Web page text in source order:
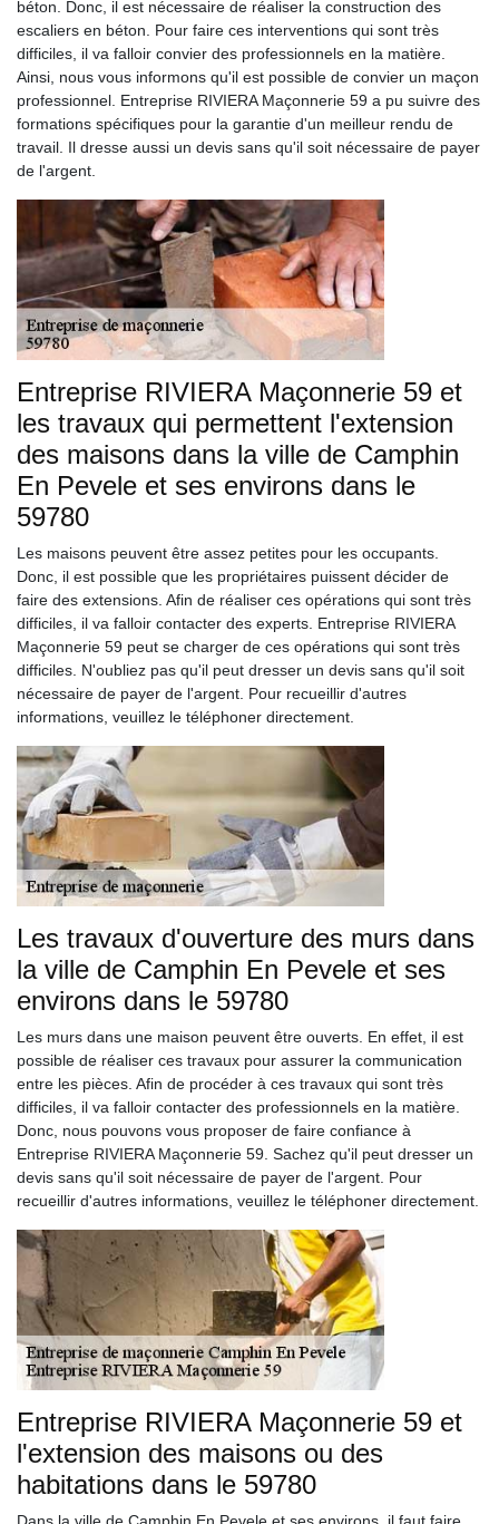
béton. Donc, il est nécessaire de réaliser la construction des
escaliers en béton. Pour faire ces interventions qui sont très
difficiles, il va falloir convier des professionnels en la matière.
Ainsi, nous vous informons qu'il est possible de convier un maçon
professionnel. Entreprise RIVIERA Maçonnerie 59 a pu suivre des
formations spécifiques pour la garantie d'un meilleur rendu de
travail. Il dresse aussi un devis sans qu'il soit nécessaire de payer
de l'argent.
Entreprise RIVIERA Maçonnerie 59 et
les travaux qui permettent l'extension
des maisons dans la ville de Camphin
En Pevele et ses environs dans le
59780
Les maisons peuvent être assez petites pour les occupants.
Donc, il est possible que les propriétaires puissent décider de
faire des extensions. Afin de réaliser ces opérations qui sont très
difficiles, il va falloir contacter des experts. Entreprise RIVIERA
Maçonnerie 59 peut se charger de ces opérations qui sont très
difficiles. N'oubliez pas qu'il peut dresser un devis sans qu'il soit
nécessaire de payer de l'argent. Pour recueillir d'autres
informations, veuillez le téléphoner directement.
Les travaux d'ouverture des murs dans
la ville de Camphin En Pevele et ses
environs dans le 59780
Les murs dans une maison peuvent être ouverts. En effet, il est
possible de réaliser ces travaux pour assurer la communication
entre les pièces. Afin de procéder à ces travaux qui sont très
difficiles, il va falloir contacter des professionnels en la matière.
Donc, nous pouvons vous proposer de faire confiance à
Entreprise RIVIERA Maçonnerie 59. Sachez qu'il peut dresser un
devis sans qu'il soit nécessaire de payer de l'argent. Pour
recueillir d'autres informations, veuillez le téléphoner directement.
Entreprise RIVIERA Maçonnerie 59 et
l'extension des maisons ou des
habitations dans le 59780